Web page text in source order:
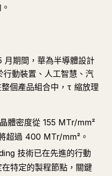
期間，華為半導體設計
動裝置、人工智慧、汽
個產品組合中，τ 縮放理
體密度從 155 MTr/mm²
超過 400 MTr/mm²。
技術已在先進的行動
特定的製程節點，關鍵